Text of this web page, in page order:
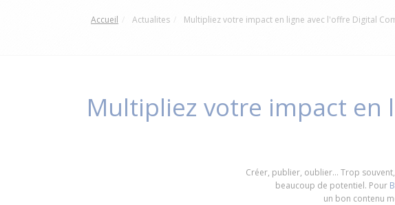
Accueil Actualites Multipliez votre impact en ligne avec l'offre Digital
Multipliez votre impact en
Créer, publier, oublier… Trop
beaucoup de potentiel. Pour
un bon contenu